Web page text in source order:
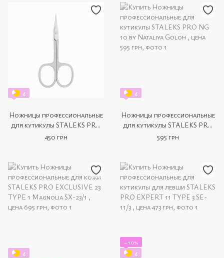
4
Ножницы профессиональные
для кутикулы STALEKS PRO
SMART 22 TYPE 1 SS-22/1
450 грн
4
Ножницы профессиональные
для кутикулы STALEKS PRO
NG 10 by Nataliya Goloh
595 грн
4
−10%
4